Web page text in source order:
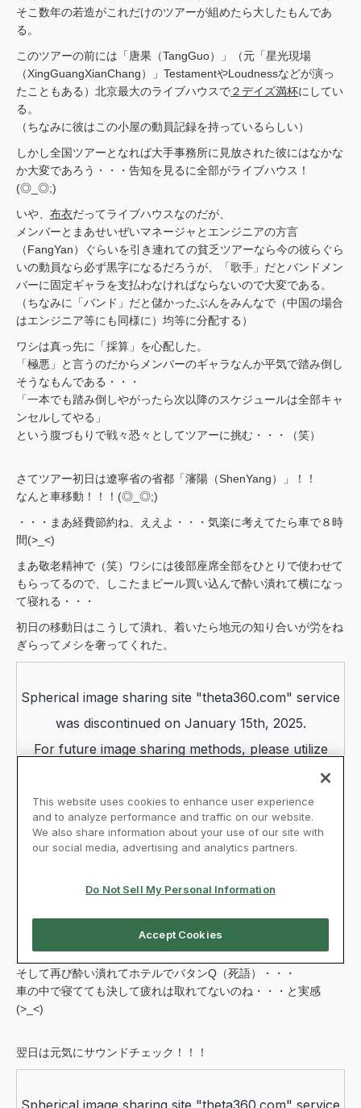
そこ数年の若造がこれだけのツアーが組めたら大したもんであ
る。
このツアーの前には「唐果（TangGuo）」（元「星光現場
（XingGuangXianChang）」TestamentやLoudnessなどが演っ
たこともある）北京最大のライブハウスで２デイズ満杯にしてい
る。
（ちなみに彼はこの小屋の動員記録を持っているらしい）
しかし全国ツアーとなれば大手事務所に見放された彼にはなかな
か大変であろう・・・告知を見るに全部がライブハウス！
(◎_◎;)
いや、 布衣だってライブハウスなのだが、
メンバーとまあせいぜいマネージャとエンジニアの方言
（FangYan）ぐらいを引き連れての貧乏ツアーなら今の彼らぐら
いの動員なら必ず黒字になるだろうが、「歌手」だとバンドメン
バーに固定ギャラを支払わなければならないので大変である。
（ちなみに「バンド」だと儲かったぶんをみんなで（中国の場合
はエンジニア等にも同様に）均等に分配する）
ワシは真っ先に「採算」を心配した。
「極悪」と言うのだからメンバーのギャラなんか平気で踏み倒し
そうなもんである・・・
「一本でも踏み倒しやがったら次以降のスケジュールは全部キャ
ンセルしてやる」
という腹づもりで戦々恐々としてツアーに挑む・・・（笑）
さてツアー初日は遼寧省の省都「瀋陽（ShenYang）」！！
なんと車移動！！！(◎_◎;)
・・・まあ経費節約ね、ええよ・・・気楽に考えてたら車で８時
間(>_<)
まあ敬老精神で（笑）ワシには後部座席全部をひとりで使わせて
もらってるので、しこたまビール買い込んで酔い潰れて横になっ
て寝れる・・・
初日の移動日はこうして潰れ、着いたら地元の知り合いが労をね
ぎらってメシを奢ってくれた。
そして再び酔い潰れてホテルでバタンQ（死語）・・・
車の中で寝てても決して疲れは取れてないのね・・・と実感
(>_<)
翌日は元気にサウンドチェック！！！